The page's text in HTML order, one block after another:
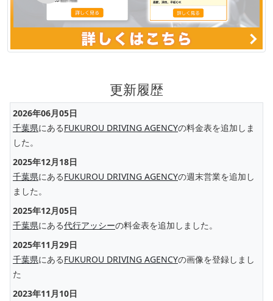
更新履歴
2026年06月05日
千葉県にあるFUKUROU DRIVING AGENCYの料金表を追加しま
した。
2025年12月18日
千葉県にあるFUKUROU DRIVING AGENCYの週末営業を追加し
ました。
2025年12月05日
千葉県にある代行アッシーの料金表を追加しました。
2025年11月29日
千葉県にあるFUKUROU DRIVING AGENCYの画像を登録しまし
た
2023年11月10日